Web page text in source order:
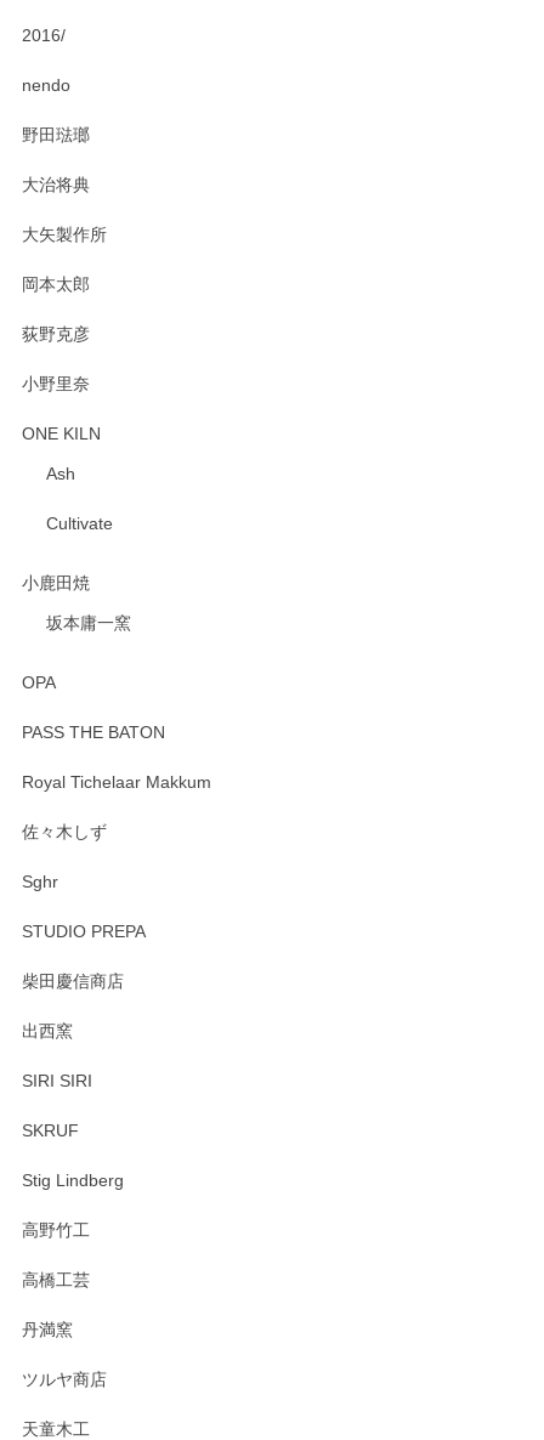
2016/
nendo
野田琺瑯
大治将典
大矢製作所
岡本太郎
荻野克彦
小野里奈
ONE KILN
Ash
Cultivate
小鹿田焼
坂本庸一窯
OPA
PASS THE BATON
Royal Tichelaar Makkum
佐々木しず
Sghr
STUDIO PREPA
柴田慶信商店
出西窯
SIRI SIRI
SKRUF
Stig Lindberg
高野竹工
高橋工芸
丹満窯
ツルヤ商店
天童木工